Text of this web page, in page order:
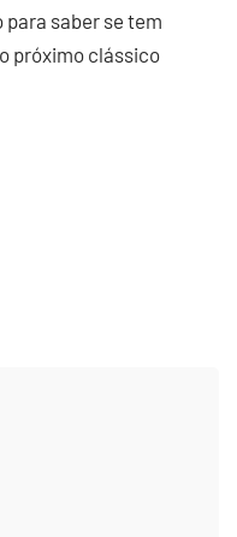
saber se tem
próximo clássico